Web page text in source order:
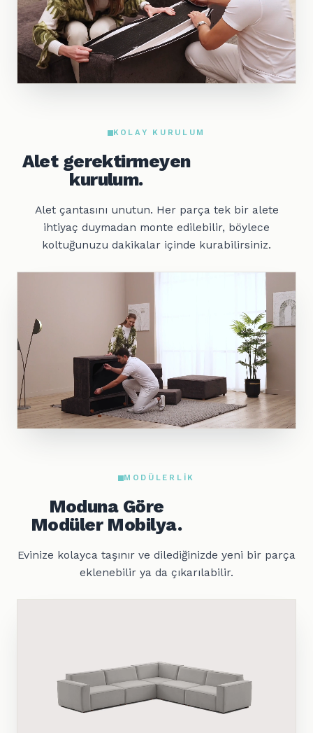
KOLAY KURULUM
Alet gerektirmeyen
kurulum.
Alet çantasını unutun. Her parça tek bir alete
ihtiyaç duymadan monte edilebilir, böylece
koltuğunuzu dakikalar içinde kurabilirsiniz.
MODÜLERLIK
Moduna Göre
Modüler Mobilya.
Evinize kolayca taşınır ve dilediğinizde yeni bir parça
eklenebilir ya da çıkarılabilir.